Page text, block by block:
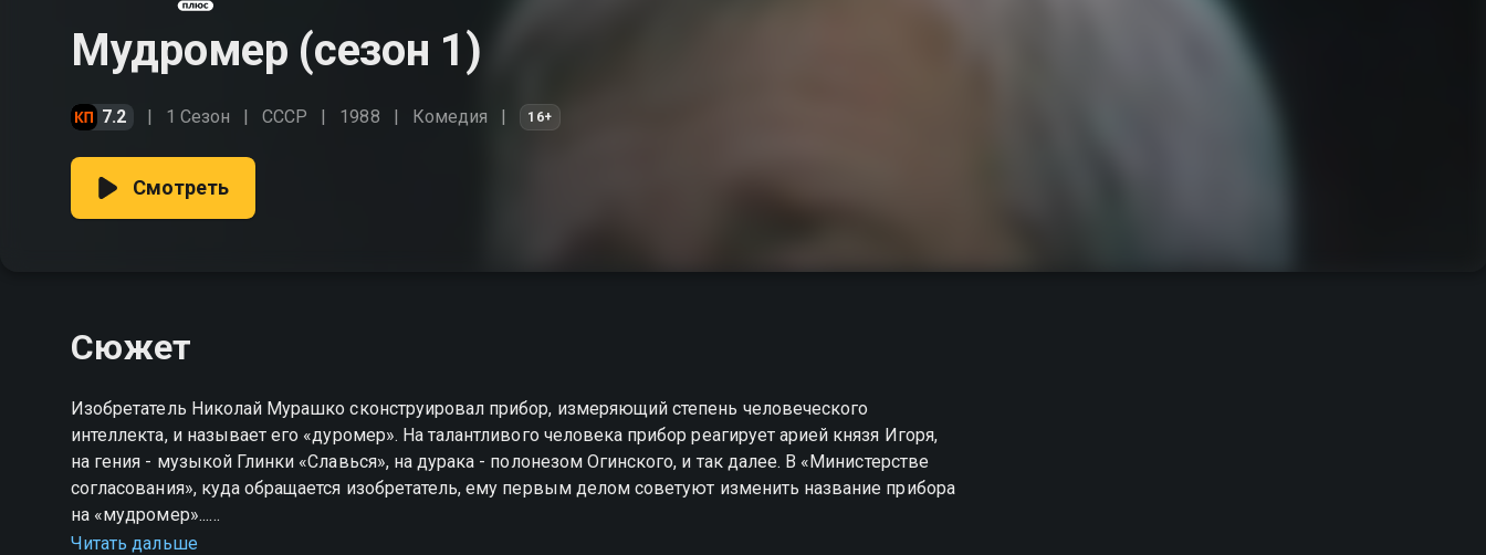
Мудромер (сезон 1)
7.2 1 Сезон СССР 1988 Комедия 16+
Смотреть
Сюжет
Изобретатель Николай Мурашко сконструировал прибор, измеряющий степень человеческого
интеллекта, и называет его «дуромер». На талантливого человека прибор реагирует арией князя Игоря,
на гения - музыкой Глинки «Славься», на дурака - полонезом Огинского, и так далее. В «Министерстве
согласования», куда обращается изобретатель, ему первым делом советуют изменить название прибора
на «мудромер»...
Читать дальше